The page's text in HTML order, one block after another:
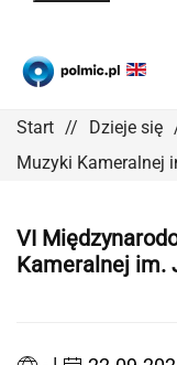
Start Dzieje się
Muzyki Kameralnej
VI
Kameralnej im.